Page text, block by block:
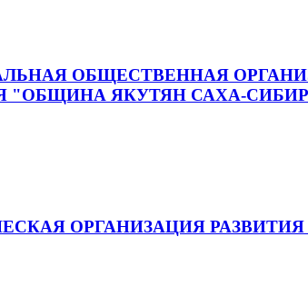
ОБЩЕСТВЕННАЯ
"ОБЩИНА ЯКУТЯН САХА-
ОРГАНИЗАЦИЯ